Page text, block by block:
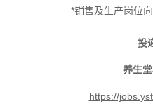
*销售及生产岗位向
投
养生
https://